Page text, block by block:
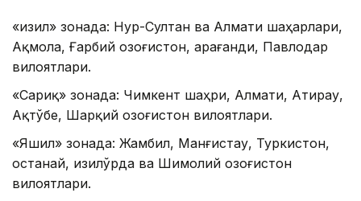
«Қизил» зонада: Нур-Султан ва Алмати шаҳарлари,
Ақмола, Ғарбий Қозоғистон, Қарағанди, Павлодар
вилоятлари.
«Сариқ» зонада: Чимкент шаҳри, Алмати, Атирау,
Ақтўбе, Шарқий Қозоғистон вилоятлари. ⠀
«Яшил» зонада: Жамбил, Манғистау, Туркистон,
Қостанай, Қизилўрда ва Шимолий Қозоғистон
вилоятлари.